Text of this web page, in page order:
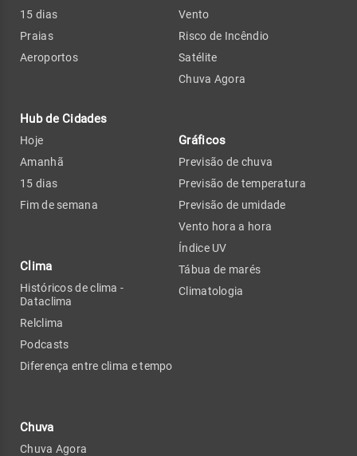
15 dias
Praias
Aeroportos
Hub de Cidades
Hoje
Amanhã
15 dias
Fim de semana
Clima
Históricos de clima -
Dataclima
Relclima
Podcasts
Diferença entre clima e tempo
Chuva
Chuva Agora
Vento
Risco de Incêndio
Satélite
Chuva Agora
Gráficos
Previsão de chuva
Previsão de temperatura
Previsão de umidade
Vento hora a hora
Índice UV
Tábua de marés
Climatologia